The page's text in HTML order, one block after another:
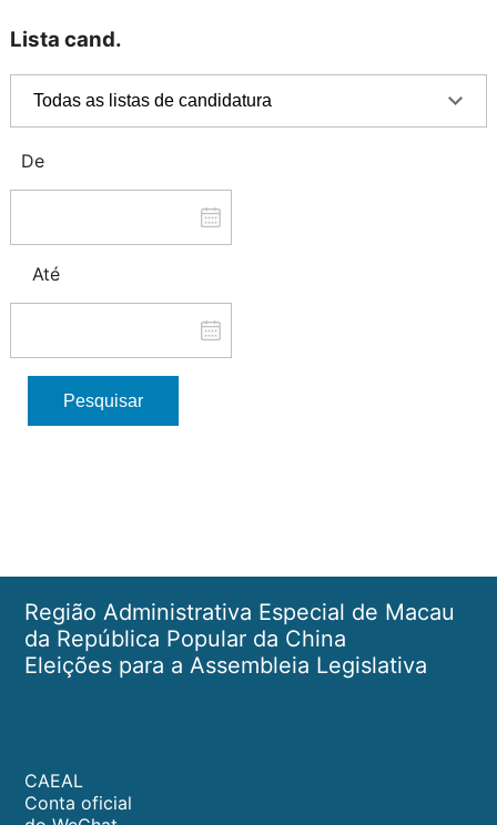
Lista cand.
De
Até
Pesquisar
Região Administrativa Especial de Macau
da República Popular da China
Eleições para a Assembleia Legislativa
CAEAL
Conta oficial